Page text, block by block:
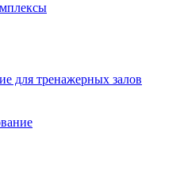
для тренажерных залов